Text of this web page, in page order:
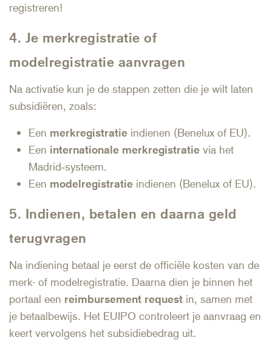
registreren!
4. Je merkregistratie of
modelregistratie aanvragen
Na activatie kun je de stappen zetten die je wilt laten
subsidiëren, zoals:
Een merkregistratie indienen (Benelux of EU).
Een internationale merkregistratie via het
Madrid‑systeem.
Een modelregistratie indienen (Benelux of EU).
5. Indienen, betalen en daarna geld
terugvragen
Na indiening betaal je eerst de officiële kosten van de
merk- of modelregistratie. Daarna dien je binnen het
portaal een reimbursement request in, samen met
je betaalbewijs. Het EUIPO controleert je aanvraag en
keert vervolgens het subsidiebedrag uit.